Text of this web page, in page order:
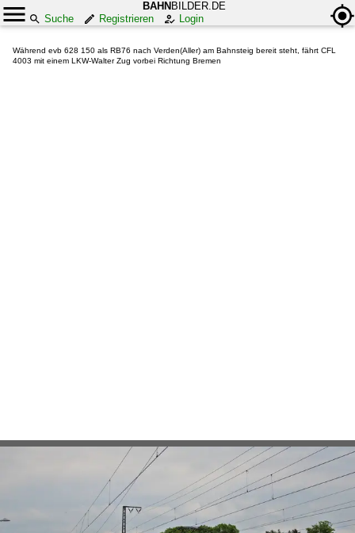
BAHN BILDER.DE
Suche
Registrieren Login
Während evb 628 150 als RB76 nach Verden(Aller) am Bahnsteig bereit steht, fährt CFL
4003 mit einem LKW-Walter Zug vorbei Richtung Bremen